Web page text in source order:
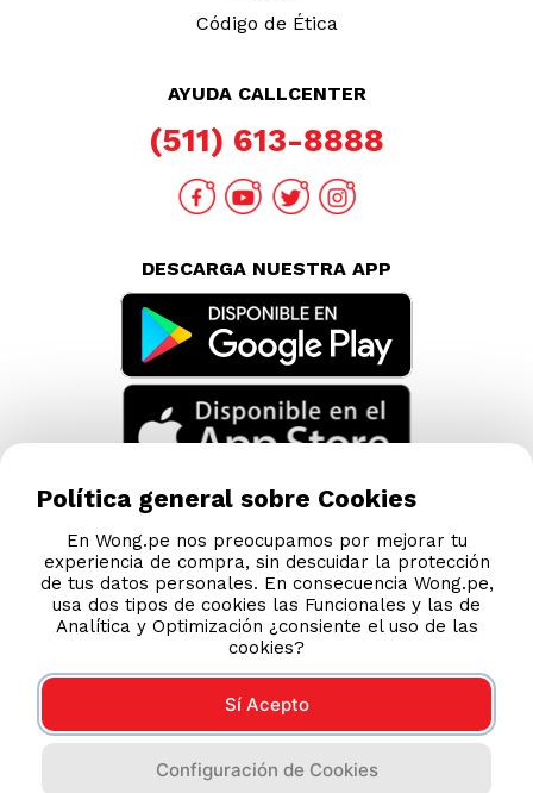
Código de Ética
AYUDA CALLCENTER
(511) 613-8888
DESCARGA NUESTRA APP
Política general sobre Cookies
En Wong.pe nos preocupamos por mejorar tu
experiencia de compra, sin descuidar la protección
de tus datos personales. En consecuencia Wong.pe,
usa dos tipos de cookies las Funcionales y las de
Analítica y Optimización ¿consiente el uso de las
cookies?
Sí Acepto
Configuración de Cookies